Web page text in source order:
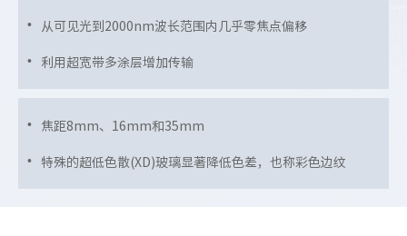
从可见光到2000nm波长范围内几乎零焦点偏移
利用超宽带多涂层增加传输
焦距8mm、16mm和35mm
特殊的超低色散(XD)玻璃显著降低色差，也称彩色边纹